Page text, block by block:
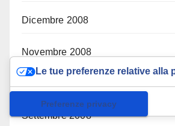
Dicembre 2008
Novembre 2008
Settembre 2008
Le tue preferenze relative alla
Informativa sulla raccolta